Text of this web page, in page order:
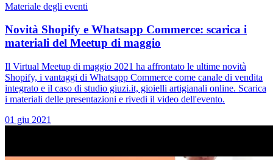
Materiale degli eventi
Novità Shopify e Whatsapp Commerce: scarica i
materiali del Meetup di maggio
Il Virtual Meetup di maggio 2021 ha affrontato le ultime novità
Shopify, i vantaggi di Whatsapp Commerce come canale di vendita
integrato e il caso di studio giuzi.it, gioielli artigianali online. Scarica
i materiali delle presentazioni e rivedi il video dell'evento.
01 giu 2021